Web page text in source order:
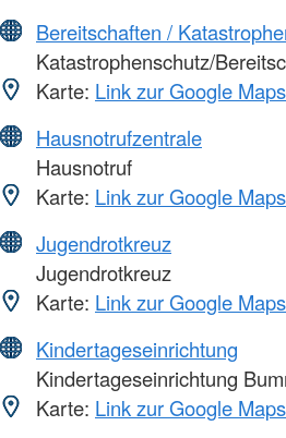
Bereitschaften /
Katastrophenschutz/
Karte: Link zur Google
Hausnotrufzentrale
Hausnotruf
Karte: Link zur Google
Jugendrotkreuz
Jugendrotkreuz
Karte: Link zur Google
Kindertageseinrichtung
Kindertageseinrichtung
Karte: Link zur Google